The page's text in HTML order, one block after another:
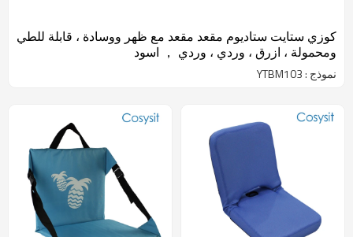
كوزي ستايت ستاديوم مقعد مقعد مع ظهر ووسادة ، قابلة للطي
ومحمولة ، ازرق ، وردي ، وردي ， اسود
نموذج : YTBM103